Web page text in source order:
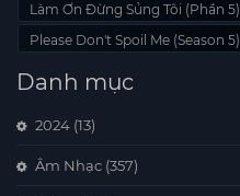
Làm Ơn Đừng Sủng Tôi (Phần 5)
Please Don't Spoil Me (Season 5)
Danh mục
2024 (13)
Âm Nhạc (357)